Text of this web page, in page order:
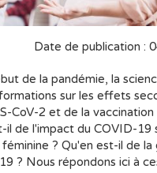
Date de publication :
de la pandémie, la
sur les effets
CoV-2 et de la vaccination
il de l'impact du COVID-19
? Qu'en est-il de la
? Nous répondons ici à